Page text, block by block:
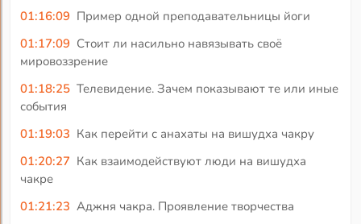
01:16:09 Пример одной преподавательницы йоги
01:17:09 Стоит ли насильно навязывать своё
мировоззрение
01:18:25 Телевидение. Зачем показывают те или иные
события
01:19:03 Как перейти с анахаты на вишудха чакру
01:20:27 Как взаимодействуют люди на вишудха
чакре
01:21:23 Аджня чакра. Проявление творчества